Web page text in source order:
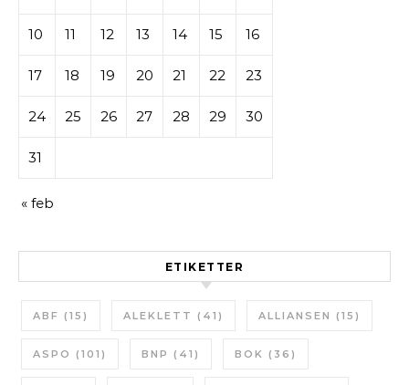
10 11 12 13 14 15 16
17 18 19 20 21 22 23
24 25 26 27 28 29 30
31
« feb
ETIKETTER
ABF (15) ALEKLETT (41) ALLIANSEN (15)
ASPO (101) BNP (41) BOK (36)